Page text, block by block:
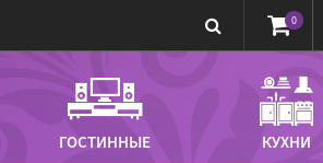
0
ГОСТИННЫЕ КУХНИ